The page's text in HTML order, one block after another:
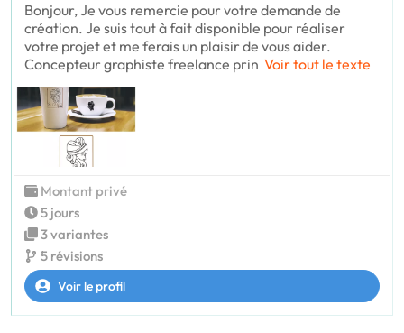
Bonjour, Je vous remercie pour votre demande de
création. Je suis tout à fait disponible pour réaliser
votre projet et me ferais un plaisir de vous aider.
Concepteur graphiste freelance prin Voir tout le texte
Montant privé
5 jours
3 variantes
5 révisions
Voir le profil